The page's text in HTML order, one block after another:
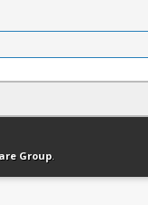
Version bas-débit
Group.